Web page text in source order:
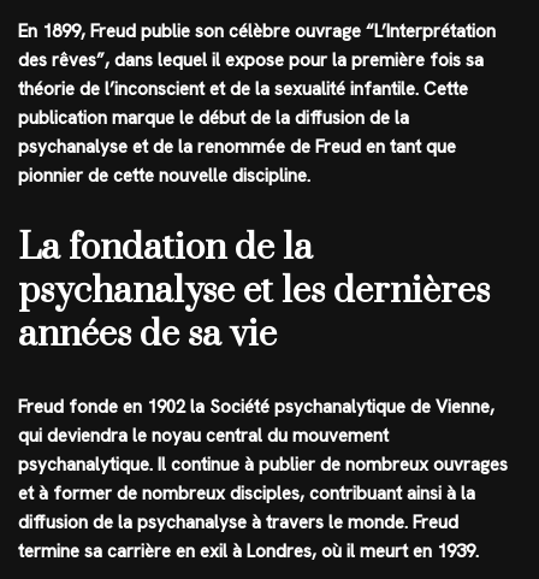
En 1899, Freud publie son célèbre ouvrage “L’Interprétation
des rêves”, dans lequel il expose pour la première fois sa
théorie de l’inconscient et de la sexualité infantile. Cette
publication marque le début de la diffusion de la
psychanalyse et de la renommée de Freud en tant que
pionnier de cette nouvelle discipline.
La fondation de la
psychanalyse et les dernières
années de sa vie
Freud fonde en 1902 la Société psychanalytique de Vienne,
qui deviendra le noyau central du mouvement
psychanalytique. Il continue à publier de nombreux ouvrages
et à former de nombreux disciples, contribuant ainsi à la
diffusion de la psychanalyse à travers le monde. Freud
termine sa carrière en exil à Londres, où il meurt en 1939.